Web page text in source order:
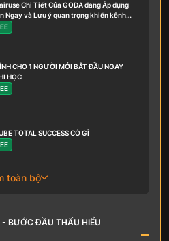
Chi Tiết Của GODA đang Áp dụng
Ngay và Lưu ý quan trọng khiến kênh
triển hay không
CHO 1 NGƯỜI MỚI BẮT ĐẦU NGAY
HỌC
TOTAL SUCCESS CÓ GÌ
toàn bộ
- BƯỚC ĐẦU THẤU HIỂU